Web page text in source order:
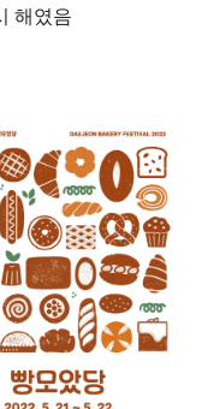
해였음